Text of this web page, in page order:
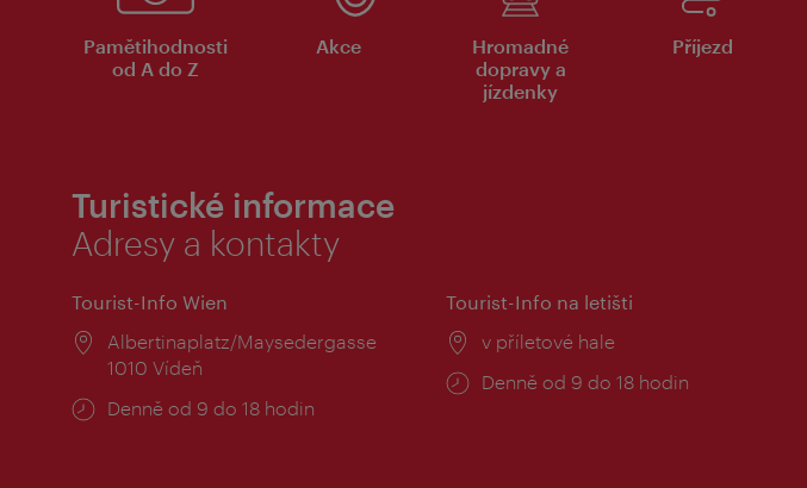
Pamětihodnosti
od A do Z
Akce
Hromadné
dopravy a
jízdenky
Příjezd
Turistické informace
Adresy a kontakty
Tourist-Info Wien
Místo:
Albertinaplatz/Maysedergasse
1010 Vídeň
Provozní
Denně od 9 do 18 hodin
Tourist-Info na letišti
Místo:
v příletové hale
Provozní
Denně od 9 do 18 hodin